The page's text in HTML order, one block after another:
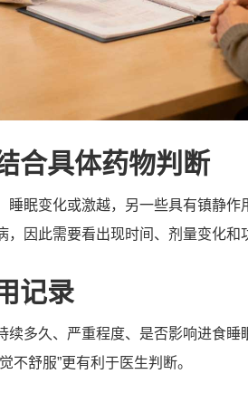
合具体药物判断
睡眠变化或激越，另一些具有镇静
因此需要看出现时间、剂量变化和
记录
多久、严重程度、是否影响进食
不舒服”更有利于医生判断。